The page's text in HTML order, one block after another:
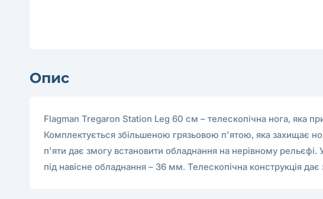
Опис
Flagman Tregaron Station Leg 60 см – телескопічна нога, яка
Комплектується збільшеною грязьовою п'ятою, яка захищає
п'яти дає змогу встановити обладнання на нерівному
під навісне обладнання – 36 мм. Телескопічна конструкція